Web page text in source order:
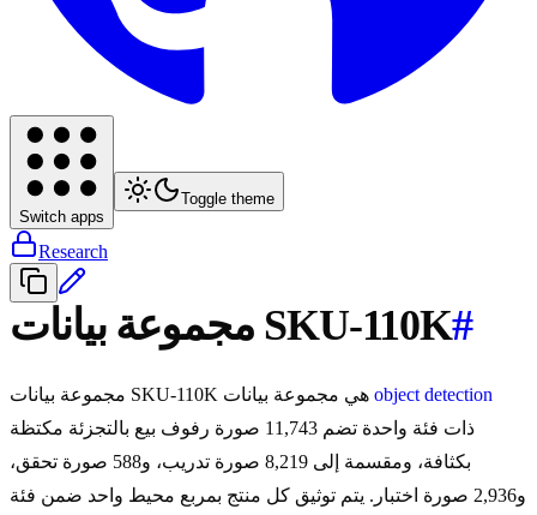
Switch apps
Toggle theme
Research
مجموعة بيانات SKU-110K#
object detection
ذات فئة واحدة تضم 11,743 صورة رفوف بيع بالتجزئة مكتظة
بكثافة، ومقسمة إلى 8,219 صورة تدريب، و588 صورة تحقق،
و2,936 صورة اختبار. يتم توثيق كل منتج بمربع محيط واحد ضمن فئة